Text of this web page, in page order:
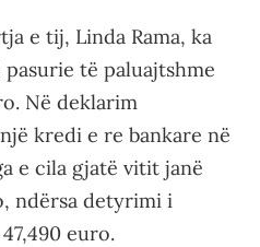
e tij, Linda Rama, ka
të paluajtshme
Në deklarim
kredi e re bankare në
e cila gjatë vitit janë
ndërsa detyrimi i
euro.